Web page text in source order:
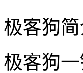
极客狗
极客狗